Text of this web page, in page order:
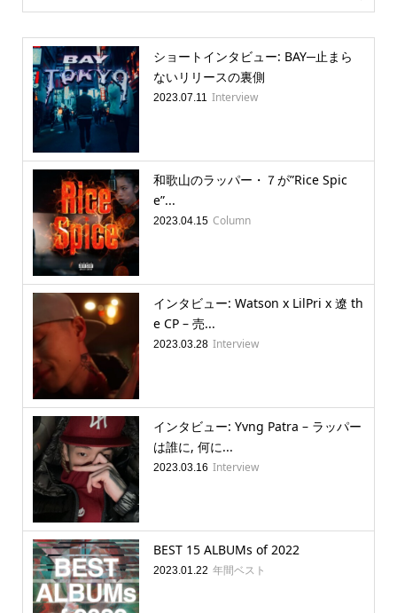
ショートインタビュー: BAY─止まら
ないリリースの裏側
2023.07.11 Interview
和歌山のラッパー・７が”Rice Spic
e”...
2023.04.15 Column
インタビュー: Watson x LilPri x 遼 th
e CP – 売...
2023.03.28 Interview
インタビュー: Yvng Patra – ラッパー
は誰に, 何に...
2023.03.16 Interview
BEST 15 ALBUMs of 2022
2023.01.22 年間ベスト